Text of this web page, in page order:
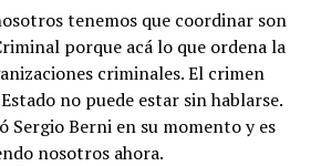
tenemos que coordinar son
porque acá lo que ordena la
criminales. El crimen
no puede estar sin hablarse.
Sergio Berni en su momento y es
nosotros ahora.